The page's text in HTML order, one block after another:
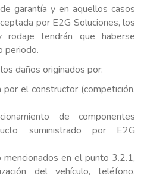
garantía y en aquellos casos
por E2G Soluciones, los
rodaje tendrán que haberse
periodo.
daños originados por:
el constructor (competición,
de componentes
suministrado por E2G
mencionados en el punto 3.2.1,
del vehículo, teléfono,